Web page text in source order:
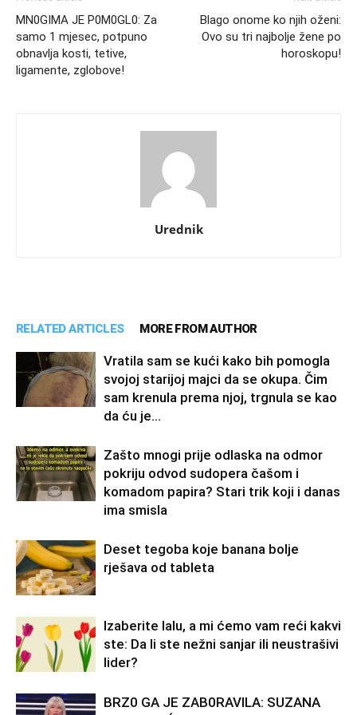
MN0GIMA JE P0M0GL0: Za
samo 1 mjesec, potpuno
obnavlja kosti, tetive,
ligamente, zglobove!
Blago onome ko njih oženi:
Ovo su tri najbolje žene po
horoskopu!
Urednik
RELATED ARTICLES MORE FROM AUTHOR
Vratila sam se kući kako bih pomogla
svojoj starijoj majci da se okupa. Čim
sam krenula prema njoj, trgnula se kao
da ću je...
Zašto mnogi prije odlaska na odmor
pokriju odvod sudopera čašom i
komadom papira? Stari trik koji i danas
ima smisla
Deset tegoba koje banana bolje
rješava od tableta
Izaberite lalu, a mi ćemo vam reći kakvi
ste: Da li ste nežni sanjar ili neustrašivi
lider?
BRZ0 GA JE ZAB0RAVlLA: SUZANA